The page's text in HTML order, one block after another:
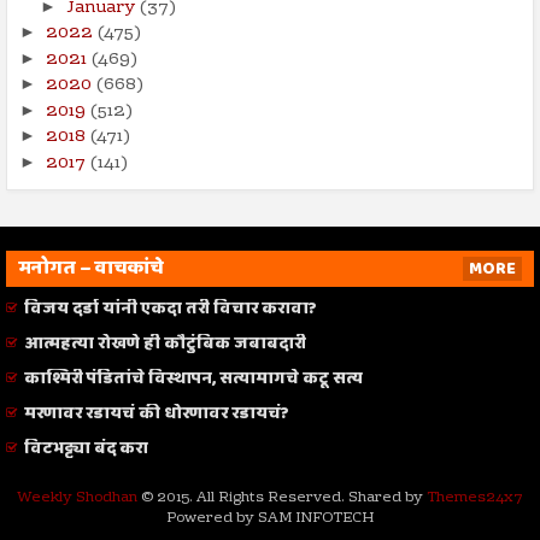
► January(37)
► 2022 (475)
► 2021(469)
► 2020 (668)
► 2019 (512)
► 2018 (471)
► 2017 (141)
मनोगत – वाचकांचे
MORE
विजय दर्डा यांनी एकदा तरी विचार करावा?
आत्महत्या रोखणे ही कौटुंबिक जबाबदारी
काश्मिरी पंडितांचे विस्थापन, सत्यामागचे कटू सत्य
मरणावर रडायचं की धोरणावर रडायचं?
विटभट्ट्या बंद करा
Weekly Shodhan © 2015. All Rights Reserved. Shared by Themes24x7
Powered by SAM INFOTECH